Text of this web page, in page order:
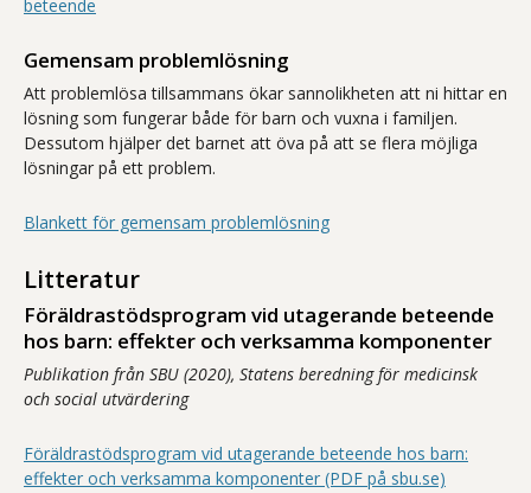
beteende
Gemensam problemlösning
Att problemlösa tillsammans ökar sannolikheten att ni hittar en
lösning som fungerar både för barn och vuxna i familjen.
Dessutom hjälper det barnet att öva på att se flera möjliga
lösningar på ett problem.
Blankett för gemensam problemlösning
Litteratur
Föräldrastödsprogram vid utagerande beteende
hos barn: effekter och verksamma komponenter
Publikation från SBU (2020), Statens beredning för medicinsk
och social utvärdering
Föräldrastödsprogram vid utagerande beteende hos barn:
effekter och verksamma komponenter (PDF på sbu.se)